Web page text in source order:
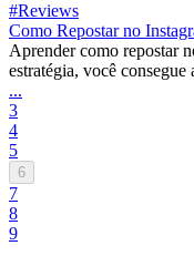
#Reviews
Como Repostar no
Aprender como repostar
estratégia, você
...
3
4
5
6
7
8
9